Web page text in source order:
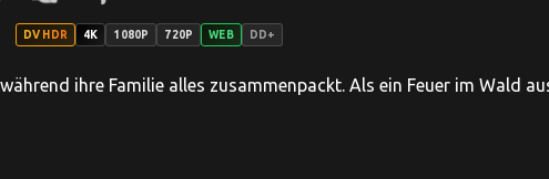
DV HDR 4K 1080P 720P WEB DD+
ihre Familie alles zusammenpackt. Als ein Feuer im Wald